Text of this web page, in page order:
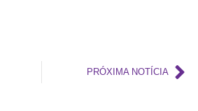
PRÓXIMA NOTÍCIA